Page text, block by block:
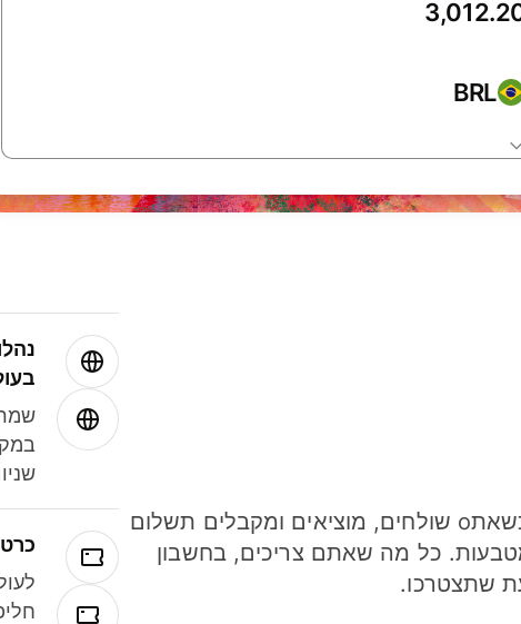
BRL
חסכו כסף כשאתo שולחים, מוציאים ומקבלים תשלום
40 מטבעות. כל מה שאתם צריכים, בחשבון
שתצטרכו.